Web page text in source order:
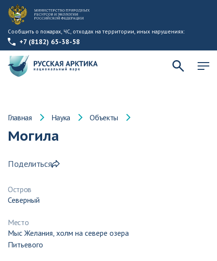
Сообщить о пожарах, ЧС, отходах на территории, иных нарушениях:
+7 (8182) 65-38-58
Главная Наука Объекты
Могила
Поделиться
Остров
Северный
Место
Мыс Желания, холм на севере озера
Питьевого